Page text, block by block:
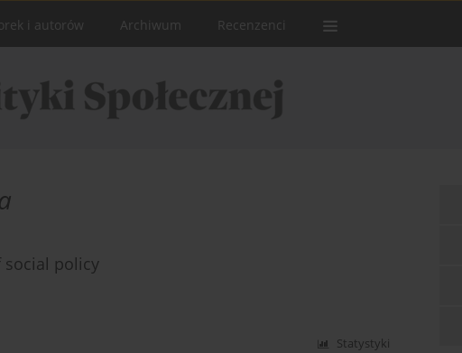
i autorów Archiwum Recenzenci
social policy
Statystyki